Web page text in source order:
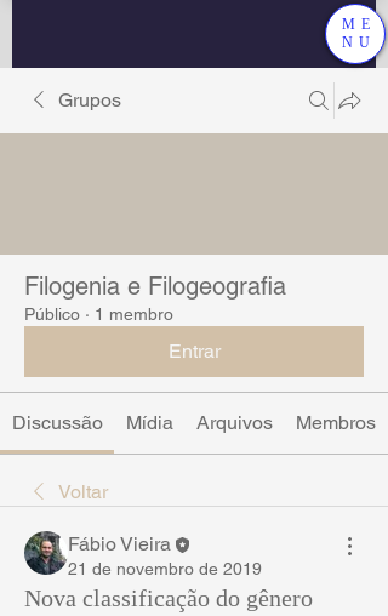
ME
NU
Grupos
Filogenia e Filogeografia
Público · 1 membro
Entrar
Discussão Mídia Arquivos Membros
Voltar
Fábio Vieira
21 de novembro de 2019
Nova classificação do gênero